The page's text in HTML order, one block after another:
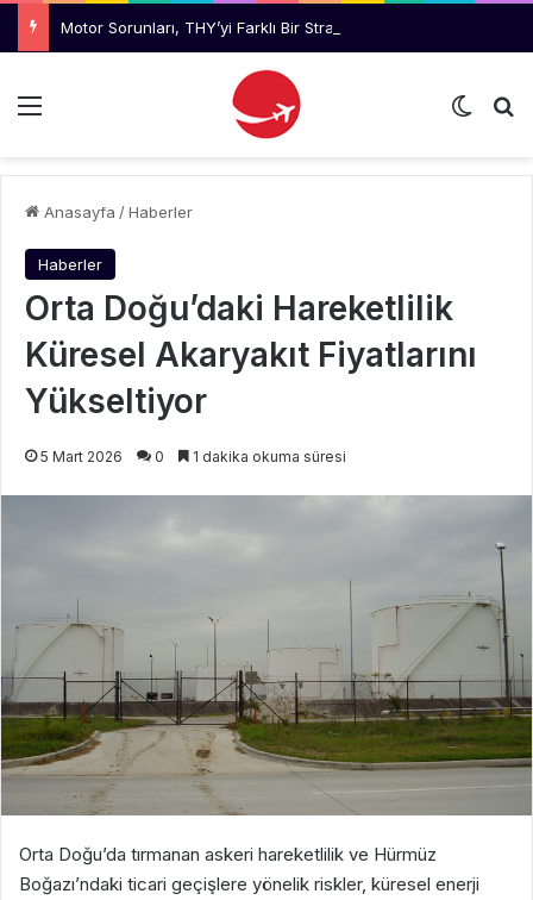
Motor Sorunları, THY’yi Farklı Bir Stratejiye Yöneltti
Menü Dış
Anasayfa /Haberler
Haberler
Orta Doğu’daki Hareketlilik
Küresel Akaryakıt Fiyatlarını
Yükseltiyor
5 Mart 2026 0 1 dakika okuma süresi
Orta Doğu’da tırmanan askeri hareketlilik ve Hürmüz
Boğazı’ndaki ticari geçişlere yönelik riskler, küresel enerji